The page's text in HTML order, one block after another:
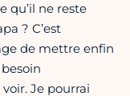
qu’il ne reste
? C’est
de mettre enfin
Je pourrai